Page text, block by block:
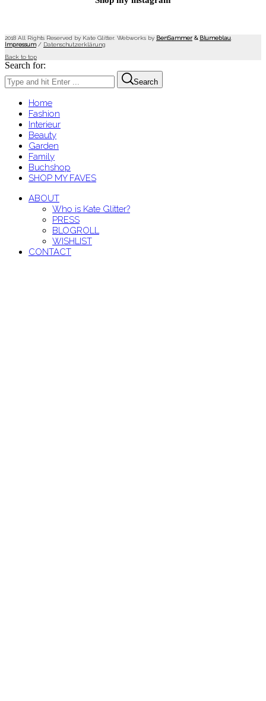
2018 All Rights Reserved by Kate Glitter. Webworks by BenSammer & Blumeblau
Impressum/ Datenschutzerklärung
Back to top
Search for:
Search
Home
Fashion
Interieur
Beauty
Garden
Family
Buchshop
SHOP MY FAVES
ABOUT
Who is Kate Glitter?
PRESS
BLOGROLL
WISHLIST
CONTACT